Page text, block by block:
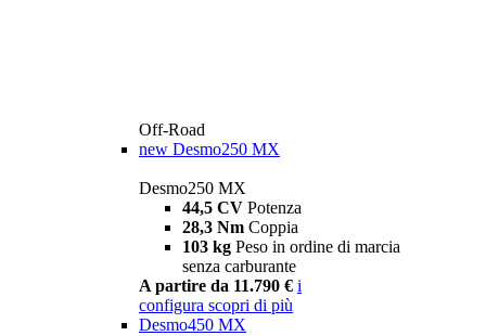
Off-Road
new Desmo250 MX
Desmo250 MX
44,5 CV Potenza
28,3 Nm Coppia
103 kg Peso in ordine di marcia
senza carburante
A partire da 11.790 € i
configura scopri di più
Desmo450 MX